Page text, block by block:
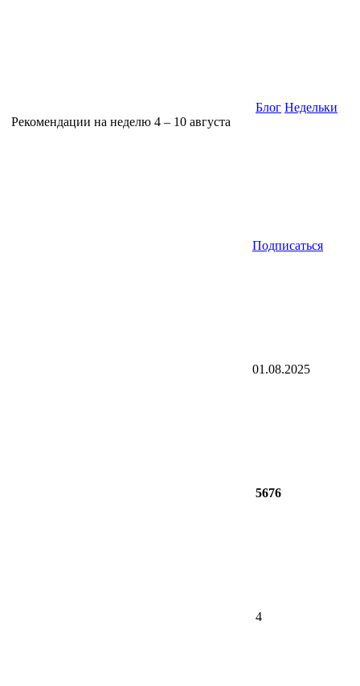
Блог Недельки
Рекомендации на неделю 4 – 10 августа
Подписаться
01.08.2025
5676
4